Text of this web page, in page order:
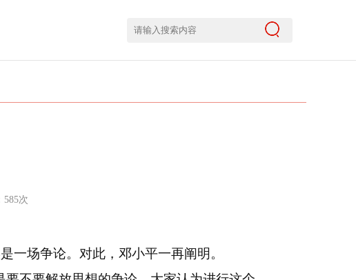
585次
一场争论。对此，邓小平一再阐明。